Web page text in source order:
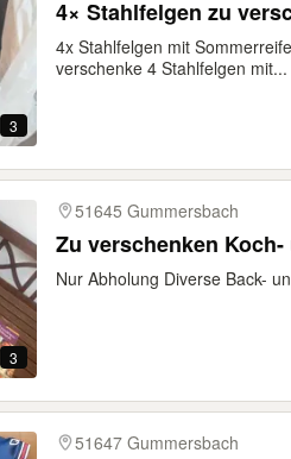
3
4× Stahlfelgen zu
4x Stahlfelgen mit
verschenke 4 Stahlfelgen mit...
3
51645 Gummersbach
Zu verschenken
Nur Abholung Diverse Back-
51647 Gummersbach